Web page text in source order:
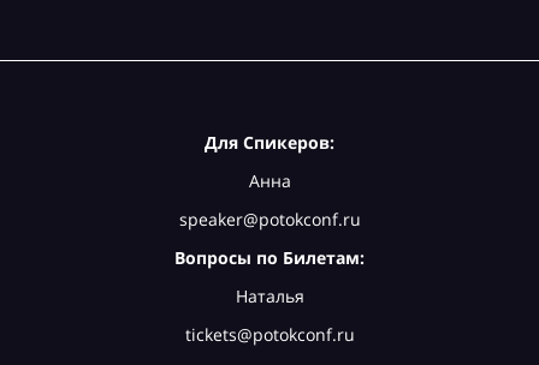
Для Спикеров:
Анна
speaker@potokconf.ru
Вопросы по Билетам:
Наталья
tickets@potokconf.ru